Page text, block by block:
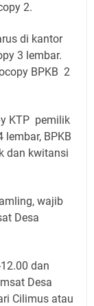
2.
di kantor
3 lembar.
BPKB 2
KTP pemilik
lembar, BPKB
dan kwitansi
wajib
Desa
dan
Desa
Cilimus atau